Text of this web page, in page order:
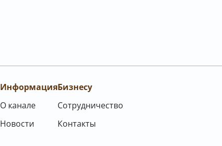
Информация
О канале
Новости
Бизнесу
Сотрудничество
Контакты